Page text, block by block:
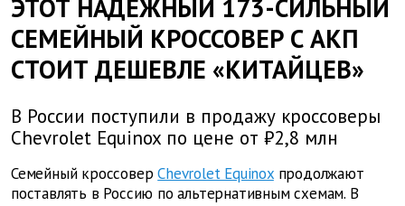
ЭТОТ НАДЕЖНЫЙ 173-СИЛЬНЫЙ
СЕМЕЙНЫЙ КРОССОВЕР С АКП
СТОИТ ДЕШЕВЛЕ «КИТАЙЦЕВ»
В России поступили в продажу кроссоверы
Chevrolet Equinox по цене от ₽2,8 млн
Семейный кроссовер Chevrolet Equinoxпродолжают
поставлять в Россию по альтернативным схемам. В